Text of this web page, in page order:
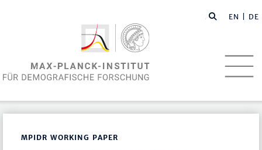
EN | DE
MPIDR WORKING PAPER